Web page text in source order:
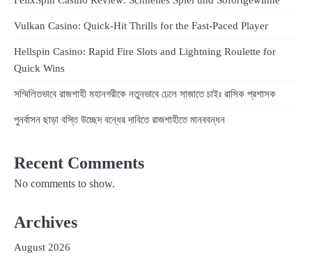
Vulkan Casino: Quick‑Hit Thrills for the Fast‑Paced Player
Hellspin Casino: Rapid Fire Slots and Lightning Roulette for
Quick Wins
সম্মিলিতভাবে রাজশাহী মহানগরীকে নতুনভাবে ঢেলে সাজাতে চাইঃ রাসিক প্রশাসক
পুনর্বাসন ছাড়া বস্তি উচ্ছেদ বন্ধের দাবিতে রাজশাহীতে মানববন্ধন
Recent Comments
No comments to show.
Archives
August 2026